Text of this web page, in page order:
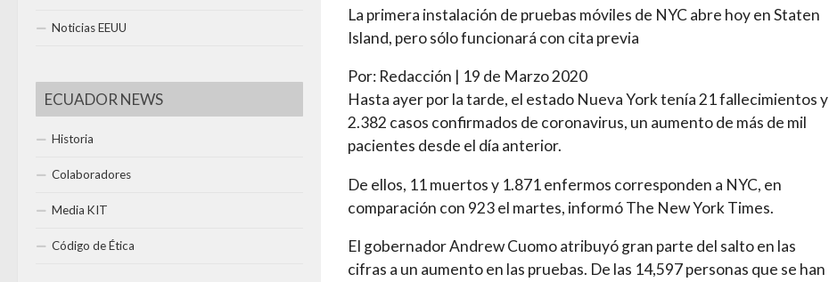
La primera instalación de pruebas móviles de NYC abre hoy en Staten
Island, pero sólo funcionará con cita previa
Por: Redacción | 19 de Marzo 2020
Hasta ayer por la tarde, el estado Nueva York tenía 21 fallecimientos y
2.382 casos confirmados de coronavirus, un aumento de más de mil
pacientes desde el día anterior.
De ellos, 11 muertos y 1.871 enfermos corresponden a NYC, en
comparación con 923 el martes, informó The New York Times.
El gobernador Andrew Cuomo atribuyó gran parte del salto en las
cifras a un aumento en las pruebas. De las 14,597 personas que se han
Noticias EEUU
ECUADOR NEWS
Historia
Colaboradores
Media KIT
Código de Ética